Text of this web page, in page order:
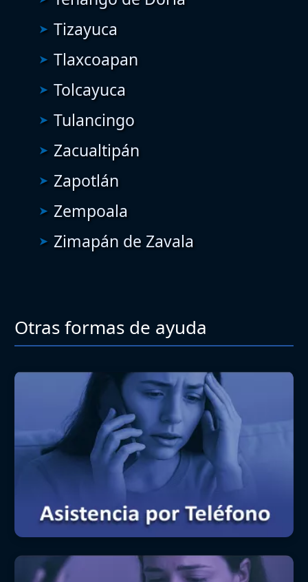
Tizayuca
Tlaxcoapan
Tolcayuca
Tulancingo
Zacualtipán
Zapotlán
Zempoala
Zimapán de Zavala
Otras formas de ayuda